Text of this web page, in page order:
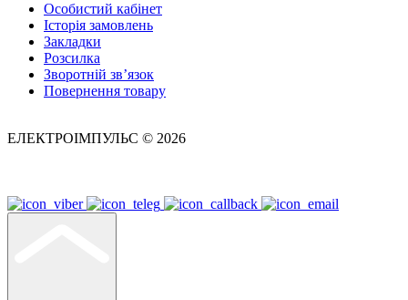
Особистий кабінет
Історія замовлень
Закладки
Розсилка
Зворотній зв’язок
Повернення товару
ЕЛЕКТРОІМПУЛЬС © 2026